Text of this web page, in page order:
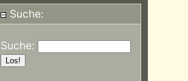
Suche:
Suche: